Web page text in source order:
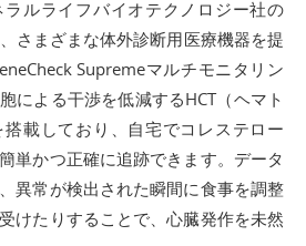
ルライフバイオテクノロジー社の
さまざまな体外診断用医療機器を提
Supremeマルチモニタリン
による干渉を低減するHCT（ヘマト
載しており、自宅でコレステロー
単かつ正確に追跡できます。データ
異常が検出された瞬間に食事を調整
けたりすることで、心臓発作を未然